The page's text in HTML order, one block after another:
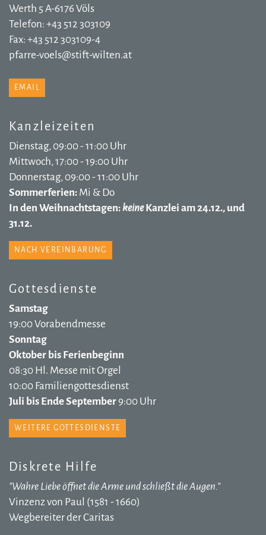
Werth 5 A-6176 Völs
Telefon: +43 512 303109
Fax: +43 512 303109-4
pfarre-voels@stift-wilten.at
EMAIL
Kanzleizeiten
Dienstag, 09:00 - 11:00 Uhr
Mittwoch, 17:00 - 19:00 Uhr
Donnerstag, 09:00 - 11:00 Uhr
Sommerferien: Mi & Do
In den Weihnachtstagen: keineKanzlei am 24.12., und
31.12.
NACH VEREINBARUNG
Gottesdienste
Samstag
19:00 Vorabendmesse
Sonntag
Oktober bis Ferienbeginn
08:30 Hl. Messe mit Orgel
10:00 Familiengottesdienst
Juli bis Ende September 9:00 Uhr
WEITERE GOTTESDIENSTE
Diskrete Hilfe
"Wahre Liebe öffnet die Arme und schließt die Augen."
Vinzenz von Paul (1581 - 1660)
Wegbereiter der Caritas